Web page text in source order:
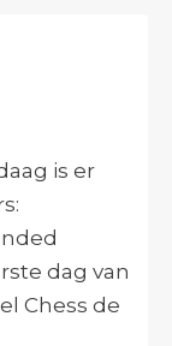
is er
dag van
Chess de